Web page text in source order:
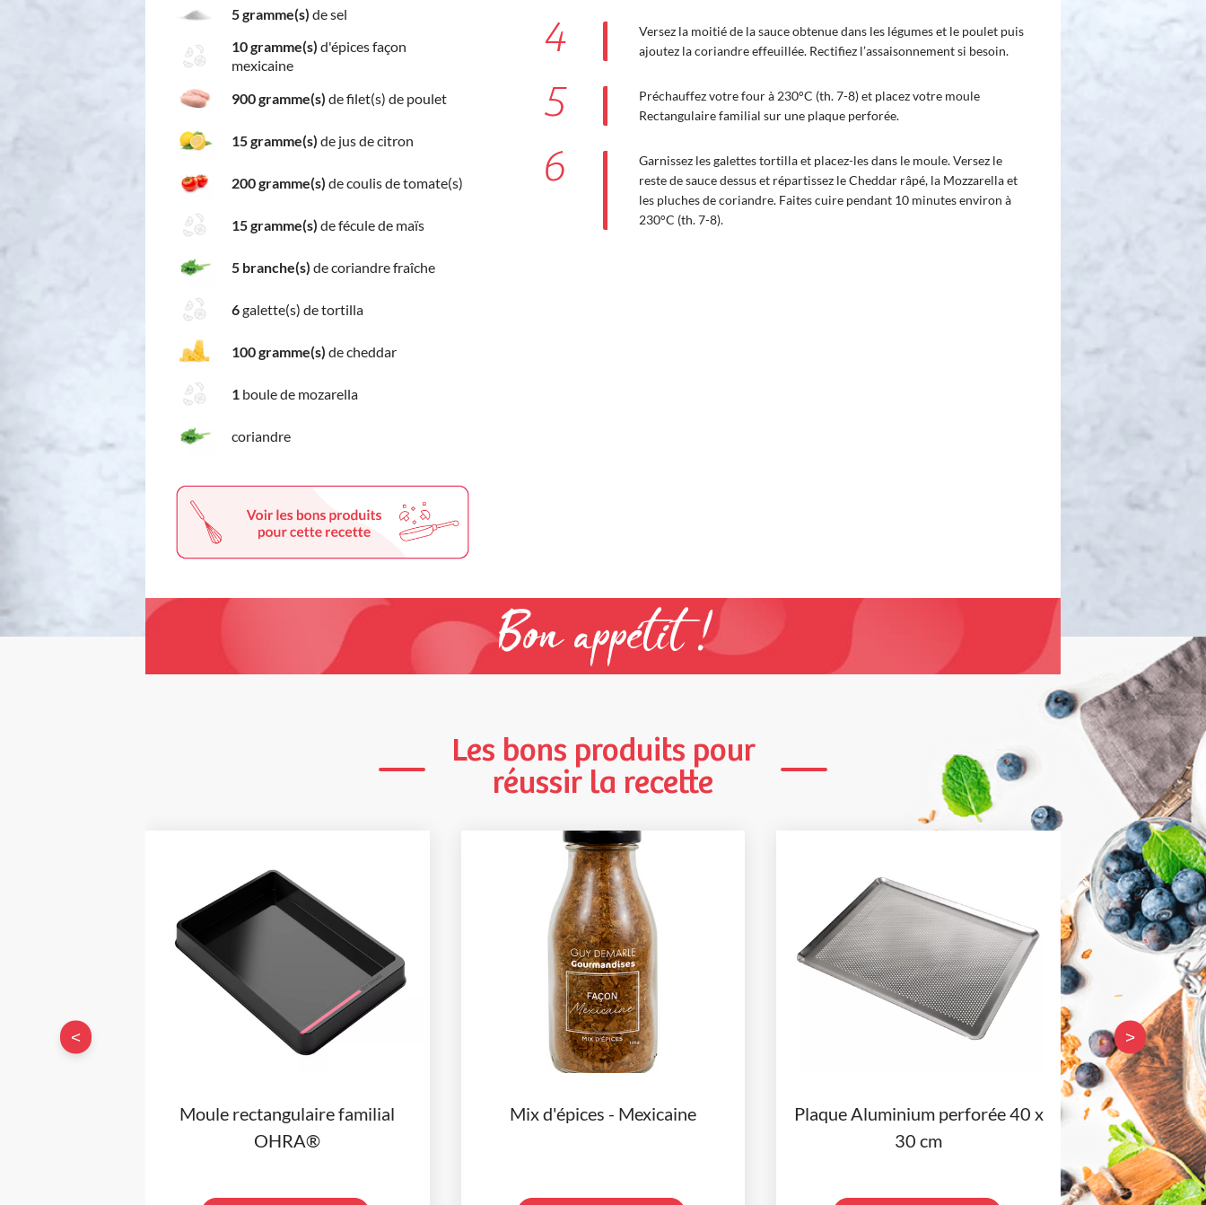
5 gramme(s) de sel
10 gramme(s) d'épices façon
mexicaine
900 gramme(s) de filet(s) de poulet
15 gramme(s) de jus de citron
200 gramme(s) de coulis de tomate(s)
15 gramme(s) de fécule de maïs
5 branche(s) de coriandre fraîche
6galette(s) de tortilla
100 gramme(s) de cheddar
1 boule de mozarella
coriandre
4
Versez la moitié de la sauce obtenue dans les légumes et le poulet puis
ajoutez la coriandre effeuillée. Rectifiez l’assaisonnement si besoin.
5
Préchauffez votre four à 230°C (th. 7-8) et placez votre moule
Rectangulaire familial sur une plaque perforée.
6
Garnissez les galettes tortilla et placez-les dans le moule. Versez le
reste de sauce dessus et répartissez le Cheddar râpé, la Mozzarella et
les pluches de coriandre. Faites cuire pendant 10 minutes environ à
230°C (th. 7-8).
Bon appétit !
Les bons produits pour
réussir la recette
Moule rectangulaire familial
OHRA®
Mix d'épices - Mexicaine
Plaque Aluminium perforée 40 x
30 cm
< >